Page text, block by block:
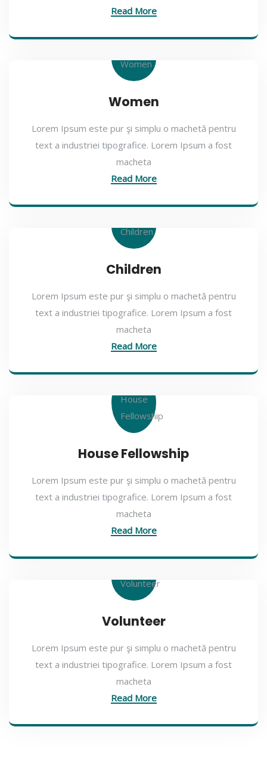
Read More
Women
Lorem Ipsum este pur şi simplu o machetă pentru
text a industriei tipografice. Lorem Ipsum a fost
macheta
Read More
Children
Lorem Ipsum este pur şi simplu o machetă pentru
text a industriei tipografice. Lorem Ipsum a fost
macheta
Read More
House Fellowship
Lorem Ipsum este pur şi simplu o machetă pentru
text a industriei tipografice. Lorem Ipsum a fost
macheta
Read More
Volunteer
Lorem Ipsum este pur şi simplu o machetă pentru
text a industriei tipografice. Lorem Ipsum a fost
macheta
Read More